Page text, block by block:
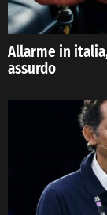
Allarme in
assurdo